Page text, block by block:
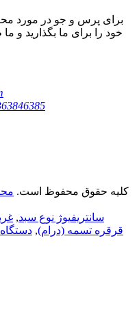
برای پرس و جو در مورد
© Copyright - 2010-2020: کلیه حقوق محفوظ است.
سانتریفیوژ نوع سبد,
قرقره تسمه (درام),